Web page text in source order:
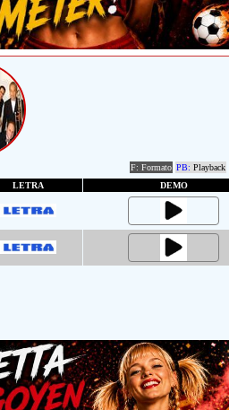
F: Formato PB: Playback
LETRA DEMO